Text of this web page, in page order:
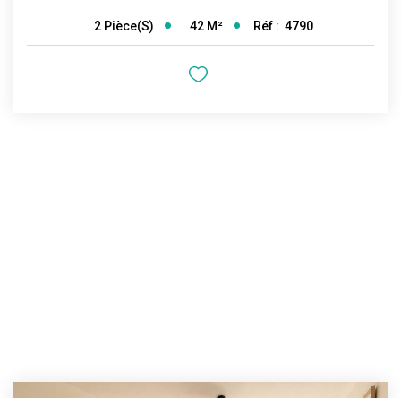
2 Pièce(s) 42 M² Réf : 4790